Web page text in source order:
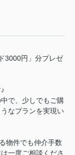
3000円」分プレゼ
で、少しでもご購
なプランを実現い
物件でも仲介手数
一度ご相談くださ